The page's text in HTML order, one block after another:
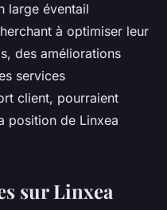
large éventail
à optimiser leur
des améliorations
services
client, pourraient
position de Linxea
sur Linxea